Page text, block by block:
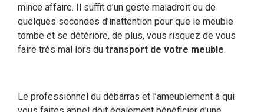
mince affaire. Il suffit d’un geste maladroit ou de
quelques secondes d’inattention pour que le meuble
tombe et se détériore, de plus, vous risquez de vous
faire très mal lors du transport de votre meuble.
Le professionnel du débarras et l’ameublement à qui